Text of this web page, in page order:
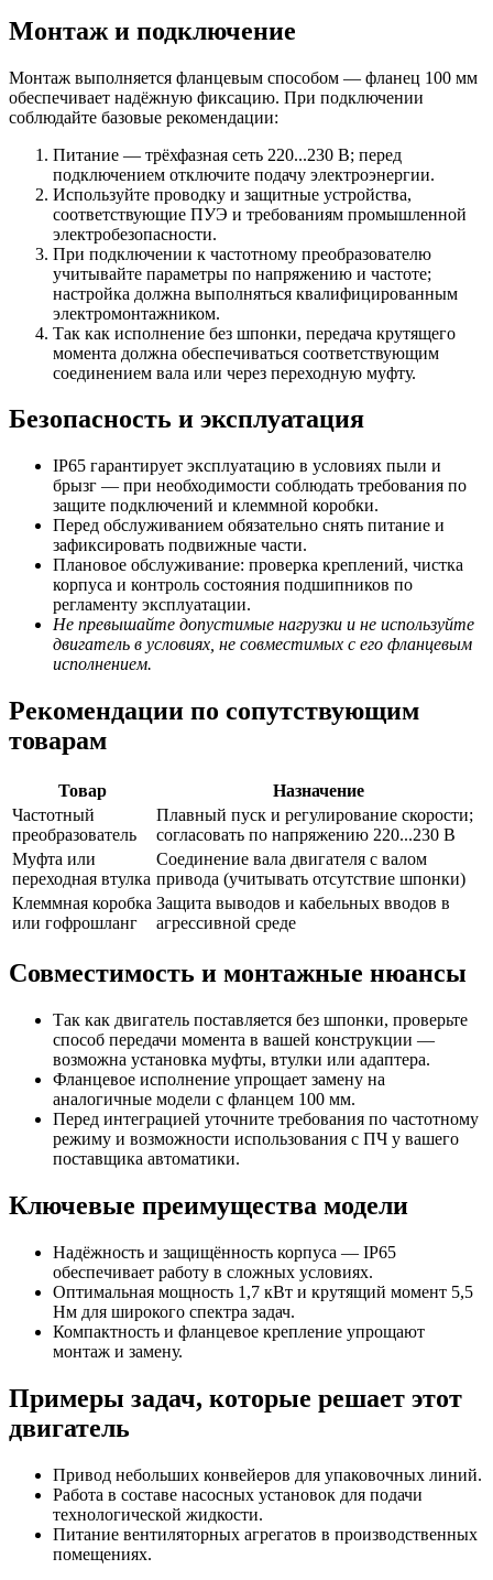
Монтаж и подключение
Монтаж выполняется фланцевым способом — фланец 100 мм
обеспечивает надёжную фиксацию. При подключении
соблюдайте базовые рекомендации:
Питание — трёхфазная сеть 220...230 В; перед
подключением отключите подачу электроэнергии.
Используйте проводку и защитные устройства,
соответствующие ПУЭ и требованиям промышленной
электробезопасности.
При подключении к частотному преобразователю
учитывайте параметры по напряжению и частоте;
настройка должна выполняться квалифицированным
электромонтажником.
Так как исполнение без шпонки, передача крутящего
момента должна обеспечиваться соответствующим
соединением вала или через переходную муфту.
Безопасность и эксплуатация
IP65 гарантирует эксплуатацию в условиях пыли и
брызг — при необходимости соблюдать требования по
защите подключений и клеммной коробки.
Перед обслуживанием обязательно снять питание и
зафиксировать подвижные части.
Плановое обслуживание: проверка креплений, чистка
корпуса и контроль состояния подшипников по
регламенту эксплуатации.
Не превышайте допустимые нагрузки и не используйте
двигатель в условиях, не совместимых с его фланцевым
исполнением.
Рекомендации по сопутствующим
товарам
Товар
Назначение
Частотный
преобразователь
Плавный пуск и регулирование скорости;
согласовать по напряжению 220...230 В
Муфта или
переходная втулка
Соединение вала двигателя с валом
привода (учитывать отсутствие шпонки)
Клеммная коробка
или гофрошланг
Защита выводов и кабельных вводов в
агрессивной среде
Совместимость и монтажные нюансы
Так как двигатель поставляется без шпонки, проверьте
способ передачи момента в вашей конструкции —
возможна установка муфты, втулки или адаптера.
Фланцевое исполнение упрощает замену на
аналогичные модели с фланцем 100 мм.
Перед интеграцией уточните требования по частотному
режиму и возможности использования с ПЧ у вашего
поставщика автоматики.
Ключевые преимущества модели
Надёжность и защищённость корпуса — IP65
обеспечивает работу в сложных условиях.
Оптимальная мощность 1,7 кВт и крутящий момент 5,5
Нм для широкого спектра задач.
Компактность и фланцевое крепление упрощают
монтаж и замену.
Примеры задач, которые решает этот
двигатель
Привод небольших конвейеров для упаковочных линий.
Работа в составе насосных установок для подачи
технологической жидкости.
Питание вентиляторных агрегатов в производственных
помещениях.